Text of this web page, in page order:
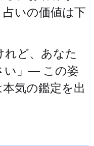
占いの価値は下
れど、あなた
い」— この姿
気の鑑定を出